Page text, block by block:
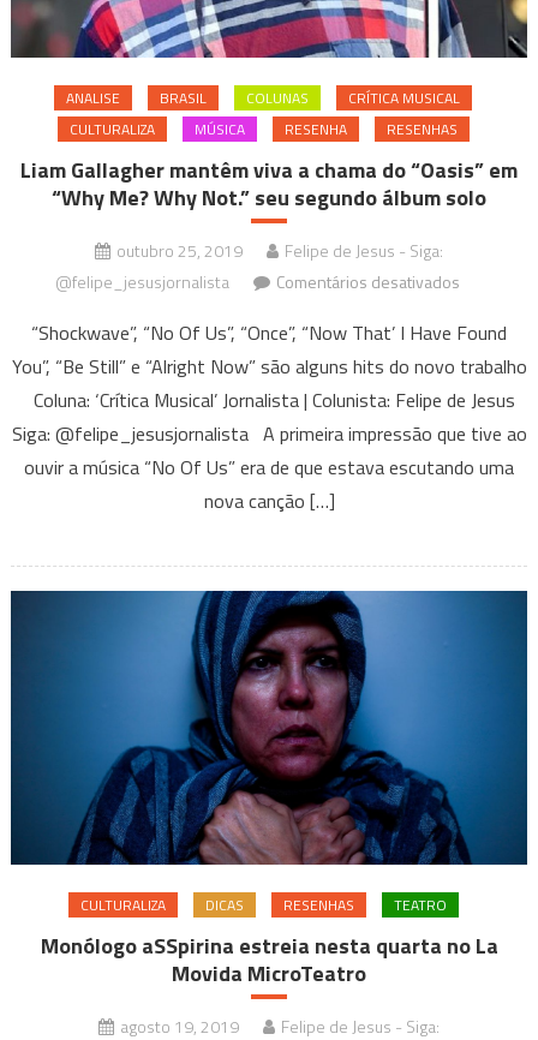
ANALISE BRASIL COLUNAS
CRÍTICA MUSICAL
CULTURALIZA
MÚSICA RESENHA RESENHAS
Liam Gallagher mantêm viva a chama do “Oasis” em
“Why Me? Why Not.” seu segundo álbum solo
outubro 25, 2019
Felipe de Jesus - Siga:
@felipe_jesusjornalista
Comentários desativadosem
Gallagher
mantêm
viva
a
chama
“Shockwave”, “No Of Us”, “Once”, “Now That’ I Have Found
You”, “Be Still” e “Alright Now” são alguns hits do novo trabalho
Coluna: ‘Crítica Musical’ Jornalista | Colunista: Felipe de Jesus
Siga: @felipe_jesusjornalista A primeira impressão que tive ao
ouvir a música “No Of Us” era de que estava escutando uma
nova canção […]
CULTURALIZA DICAS RESENHAS TEATRO
Monólogo aSSpirina estreia nesta quarta no La
Movida MicroTeatro
agosto 19, 2019
Felipe de Jesus - Siga: